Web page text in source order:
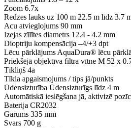
Zoom 6.7x
Redzes lauks uz 100 m 22.5 m līdz 3.7
Acu atvieglojums 90 mm
Izejas zīlītes diametrs 12.4 - 4.2 mm
Dioptriju kompensācija –4/+3 dpt
Lēcu pārklājums AquaDura® lēcu
Priekšējā objektīva filtra vītne M 52 x
Tīkliņš 4a
Tīkla apgaismojums / tips jā/punkts
Ūdensizturība Ūdensizturīgs līdz 4 m
Automātiskā ieslēgšana jā, aktivizē
Baterija CR2032
Garums 335 mm
Svars 700 g